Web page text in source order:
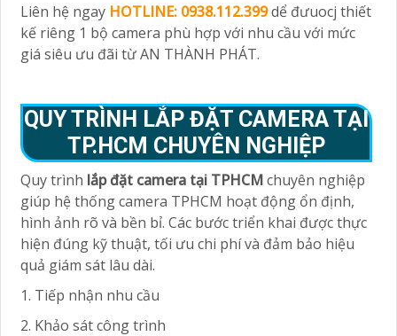
Liên hệ ngay HOTLINE: 0938.112.399dể đưuocj thiết
kế riêng 1 bộ camera phù hợp với nhu cầu với mức
giá siêu ưu đãi từ AN THÀNH PHÁT.
QUY TRÌNH LẮP ĐẶT CAMERA TẠI
TP.HCM CHUYÊN NGHIỆP
Quy trình lắp đặt camera tại TPHCMchuyên nghiệp
giúp hệ thống camera TPHCM hoạt động ổn định,
hình ảnh rõ và bền bỉ. Các bước triển khai được thực
hiện đúng kỹ thuật, tối ưu chi phí và đảm bảo hiệu
quả giám sát lâu dài.
1. Tiếp nhận nhu cầu
2. Khảo sát công trình